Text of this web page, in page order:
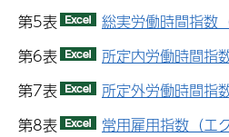
第5表
総実労働時間指数
第6表
所定内労働時間指
第7表
所定外労働時間指
第8表
常用雇用指数（エ